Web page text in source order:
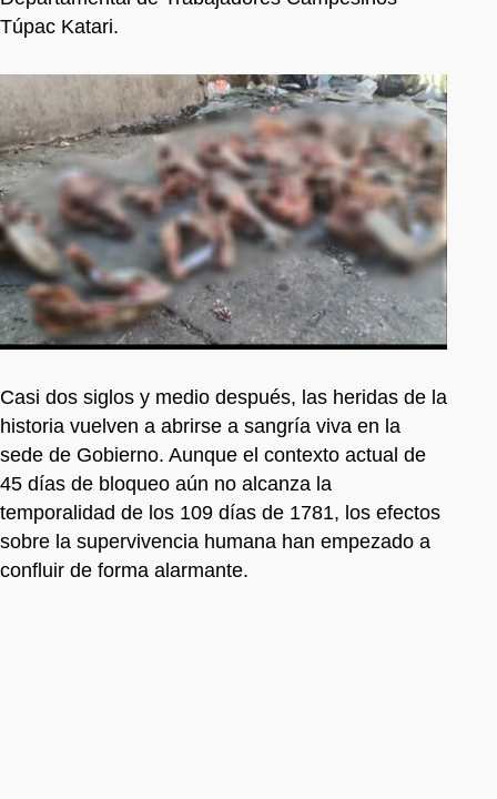
Túpac Katari.
Casi dos siglos y medio después, las heridas de la
historia vuelven a abrirse a sangría viva en la
sede de Gobierno. Aunque el contexto actual de
45 días de bloqueo aún no alcanza la
temporalidad de los 109 días de 1781, los efectos
sobre la supervivencia humana han empezado a
confluir de forma alarmante.